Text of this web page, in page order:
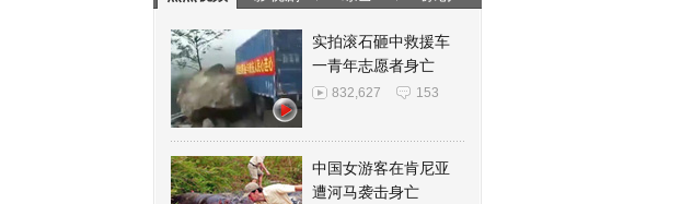
实拍滚石砸中救援车
一青年志愿者身亡
832,627 153
中国女游客在肯尼亚
遭河马袭击身亡